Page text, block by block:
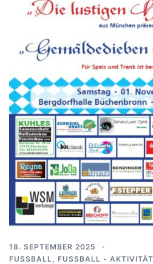
18. SEPTEMBER 2025
FUSSBALL
FUSSBALL - AKTIVITÄT